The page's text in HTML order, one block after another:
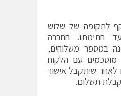
לתקופה של שלוש
חתימתו. החברה
במספר משלוחים,
עם הלקוח
לאחר שיתקבל אישור
תשלום.